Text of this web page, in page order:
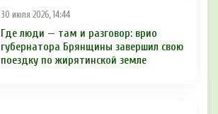
30 июля 2026, 14:44
Где люди — там и разговор: врио
губернатора Брянщины завершил свою
поездку по жирятинской земле